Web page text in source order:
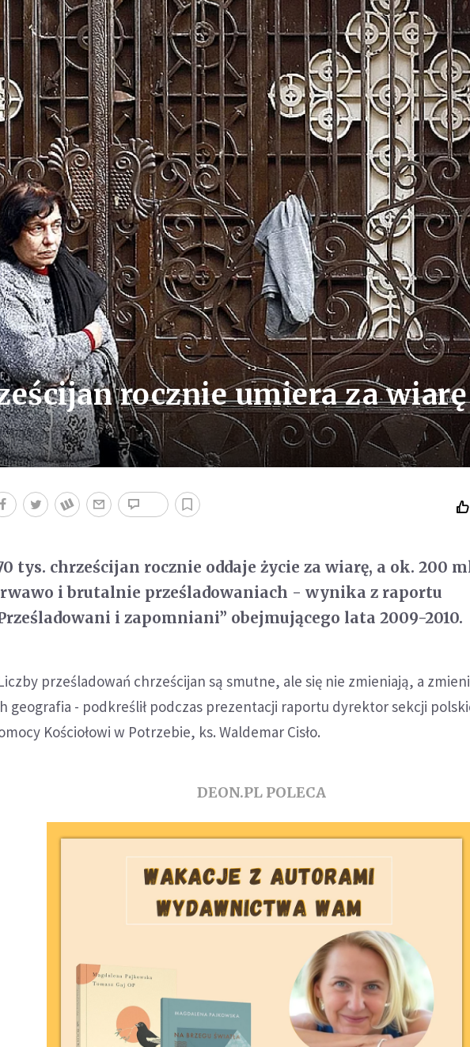
rocznie umiera za wiarę
tys. chrześcijan rocznie oddaje życie za wiarę, a ok. 200
i brutalnie prześladowaniach - wynika z raportu
i zapomniani” obejmującego lata 2009-2010.
prześladowań chrześcijan są smutne, ale się nie zmieniają, a
geografia - podkreślił podczas prezentacji raportu dyrektor sekcji
Kościołowi w Potrzebie, ks. Waldemar Cisło.
DEON.PL POLECA